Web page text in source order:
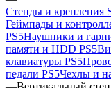
Стенды и крепления
Геймпады и
PS5Наушники и
памяти и HDD PS5
клавиатуры PS5
педали PS5Чехлы и